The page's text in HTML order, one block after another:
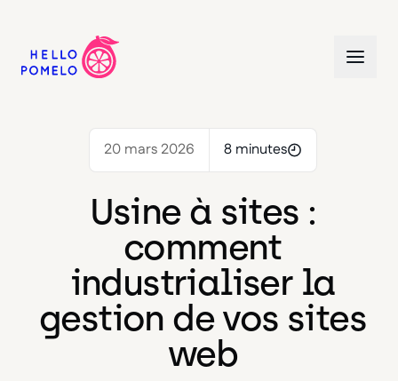
20 mars 2026 8 minutes
Usine à sites :
comment
industrialiser la
gestion de vos sites
web